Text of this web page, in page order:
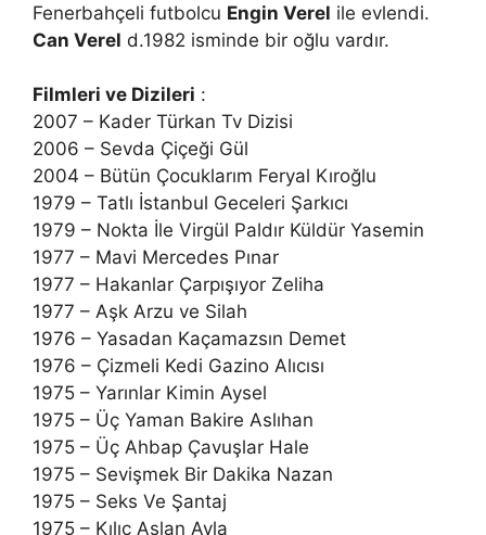
Fenerbahçeli futbolcu Engin Verel ile evlendi.
Can Verel d.1982 isminde bir oğlu vardır.
Filmleri ve Dizileri :
2007 – Kader Türkan Tv Dizisi
2006 – Sevda Çiçeği Gül
2004 – Bütün Çocuklarım Feryal Kıroğlu
1979 – Tatlı İstanbul Geceleri Şarkıcı
1979 – Nokta İle Virgül Paldır Küldür Yasemin
1977 – Mavi Mercedes Pınar
1977 – Hakanlar Çarpışıyor Zeliha
1977 – Aşk Arzu ve Silah
1976 – Yasadan Kaçamazsın Demet
1976 – Çizmeli Kedi Gazino Alıcısı
1975 – Yarınlar Kimin Aysel
1975 – Üç Yaman Bakire Aslıhan
1975 – Üç Ahbap Çavuşlar Hale
1975 – Sevişmek Bir Dakika Nazan
1975 – Seks Ve Şantaj
1975 – Kılıç Aslan Ayla